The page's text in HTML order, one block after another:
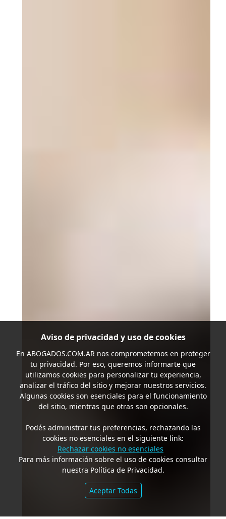
Aviso de privacidad y uso de cookies
En ABOGADOS.COM.ARnos comprometemos en proteger
tu privacidad. Por eso, queremos informarte que
utilizamos cookies para personalizar tu experiencia,
analizar el tráfico del sitio y mejorar nuestros servicios.
Algunas cookies son esenciales para el funcionamiento
del sitio, mientras que otras son opcionales.
Podés administrar tus preferencias, rechazando las
cookies no esenciales en el siguiente link:
Rechazar cookies no esenciales
Para más información sobre el uso de cookies consultar
nuestra Política de Privacidad.
Aceptar Todas